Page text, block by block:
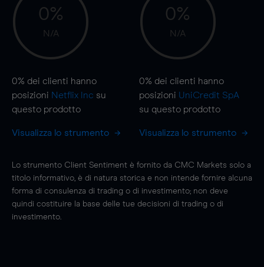
0%
N/A
0% dei clienti hanno
posizioni Netflix Inc su
questo prodotto
Visualizza lo strumento
0%
N/A
0% dei clienti hanno
posizioni UniCredit SpA
su questo prodotto
Visualizza lo strumento
Lo strumento Client Sentiment è fornito da CMC Markets solo a
titolo informativo, è di natura storica e non intende fornire alcuna
forma di consulenza di trading o di investimento; non deve
quindi costituire la base delle tue decisioni di trading o di
investimento.